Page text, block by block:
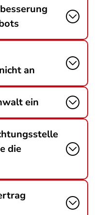
an
ein
die